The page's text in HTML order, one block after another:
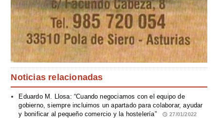
Noticias relacionadas
Eduardo M. Llosa: “Cuando negociamos con el equipo de
gobierno, siempre incluimos un apartado para colaborar, ayudar
y bonificar al pequeño comercio y la hostelería”
27/01/2022